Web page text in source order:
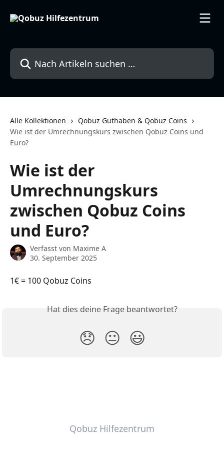
Nach Artikeln suchen …
Alle Kollektionen
Qobuz Guthaben & Qobuz Coins
Wie ist der Umrechnungskurs zwischen Qobuz Coins und
Euro?
Wie ist der
Umrechnungskurs
zwischen Qobuz Coins
und Euro?
Verfasst von Maxime A
30. September 2025
1€ = 100 Qobuz Coins
Hat dies deine Frage beantwortet?
😞 😐 😃
Qobuz Hilfezentrum